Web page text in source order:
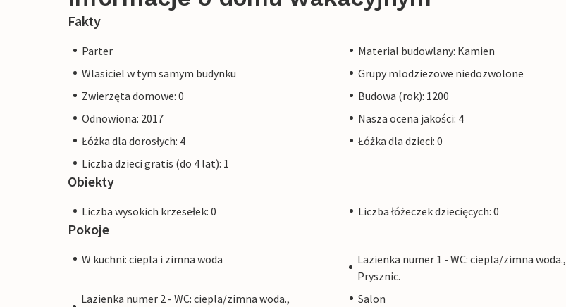
Fakty
Parter
Material budowlany: Kamien
Wlasiciel w tym samym budynku
Grupy mlodziezowe niedozwolone
Zwierzęta domowe: 0
Budowa (rok): 1200
Odnowiona: 2017
Nasza ocena jakości: 4
Łóżka dla dorosłych: 4
Łóżka dla dzieci: 0
Liczba dzieci gratis (do 4 lat): 1
Obiekty
Liczba wysokich krzesełek: 0 Liczba łóżeczek dziecięcych: 0
Pokoje
W kuchni: ciepla i zimna woda
Lazienka numer 1 - WC: ciepla/zimna woda.,
Prysznic.
Lazienka numer 2 - WC: ciepla/zimna woda.,
Salon